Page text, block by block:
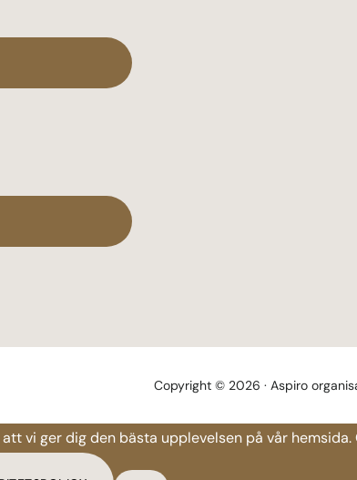
Copyright © 2026 · Aspiro
vi ger dig den bästa upplevelsen på vår